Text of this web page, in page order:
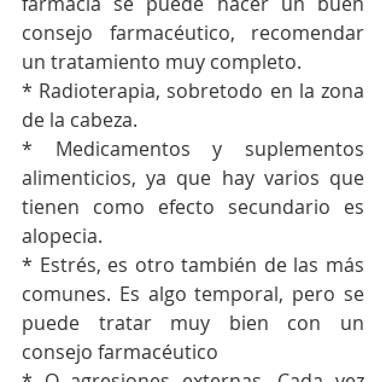
consejo farmacéutico, recomendar
un tratamiento muy completo.
* Radioterapia, sobretodo en la zona
de la cabeza.
* Medicamentos y suplementos
alimenticios, ya que hay varios que
tienen como efecto secundario es
alopecia.
* Estrés, es otro también de las más
comunes. Es algo temporal, pero se
puede tratar muy bien con un
consejo farmacéutico